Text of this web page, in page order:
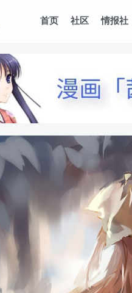
首页 社区 情报社